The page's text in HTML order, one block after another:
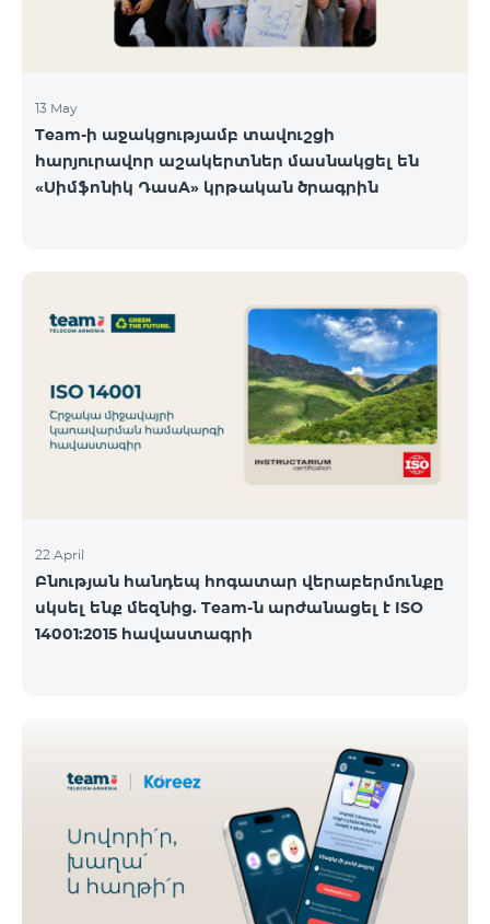
13 May
Team-ի աջակցությամբ տավուշցի
հարյուրավոր աշակերտներ մասնակցել են
«Սիմֆոնիկ ԴասA» կրթական ծրագրին
22 April
Բնության հանդեպ հոգատար վերաբերմունքը
սկսել ենք մեզնից. Team-ն արժանացել է ISO
14001:2015 հավաստագրի